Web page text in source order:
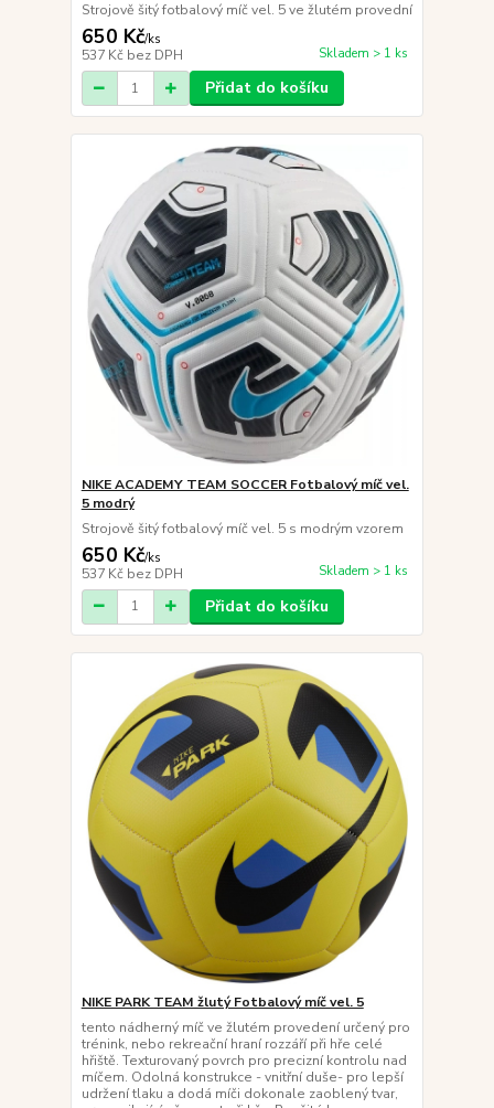
Strojově šitý fotbalový míč vel. 5 ve žlutém provední
650 Kč/ks
537 Kč bez DPH Skladem > 1 ks
Přidat do košíku
NIKE ACADEMY TEAM SOCCER Fotbalový míč vel.
5 modrý
Strojově šitý fotbalový míč vel. 5 s modrým vzorem
650 Kč/ks
537 Kč bez DPH Skladem > 1 ks
Přidat do košíku
NIKE PARK TEAM žlutý Fotbalový míč vel. 5
tento nádherný míč ve žlutém provedení určený pro
trénink, nebo rekreační hraní rozzáří při hře celé
hřiště. Texturovaný povrch pro precizní kontrolu nad
míčem. Odolná konstrukce - vnitřní duše- pro lepší
udržení tlaku a dodá míči dokonale zaoblený tvar,